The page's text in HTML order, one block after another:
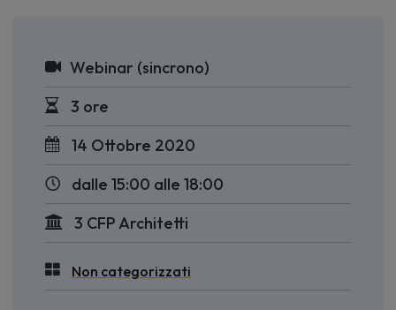
Webinar (sincrono)
3 ore
14 Ottobre 2020
dalle 15:00 alle 18:00
3 CFP Architetti
Non categorizzati